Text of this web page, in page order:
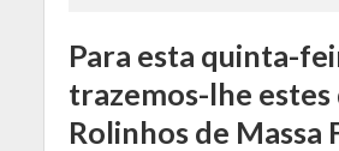
Para esta quinta-
trazemos-lhe estes
Rolinhos de Massa